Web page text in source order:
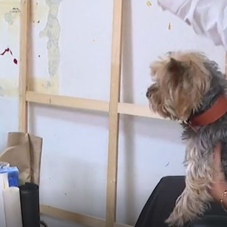
Deniss Grgić (FOTO: Instagram)
3
od
+2
VJEŽBALO SE, VJEŽBALO
Hrvatska Megan Fox zagolicala maštu
fanova u premalom badiću koji je
držao sve na mjestu